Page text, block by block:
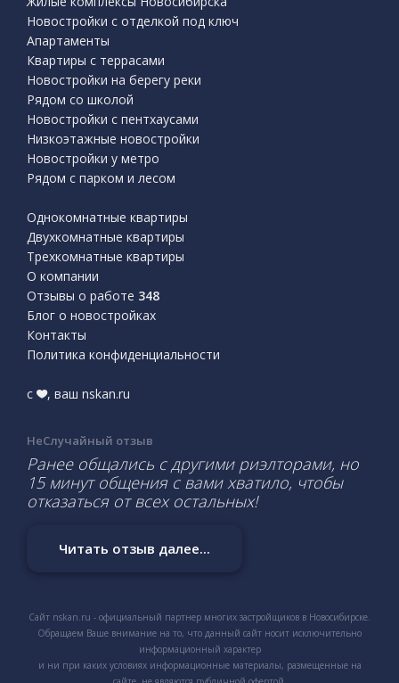
Новостройки с отделкой под ключ
Апартаменты
Квартиры с террасами
Новостройки на берегу реки
Рядом со школой
Новостройки с пентхаусами
Низкоэтажные новостройки
Новостройки у метро
Рядом с парком и лесом
Однокомнатные квартиры
Двухкомнатные квартиры
Трехкомнатные квартиры
О компании
Отзывы о работе 348
Блог о новостройках
Контакты
Политика конфиденциальности
с , ваш nskan.ru
НеСлучайный отзыв
Ранее общались с другими риэлторами, но
15 минут общения с вами хватило, чтобы
отказаться от всех остальных!
Читать отзыв далее...
Сайт nskan.ru - официальный партнер многих застройщиков в Новосибирске.
Обращаем Ваше внимание на то, что данный сайт носит исключительно
информационный характер
и ни при каких условиях информационные материалы, размещенные на